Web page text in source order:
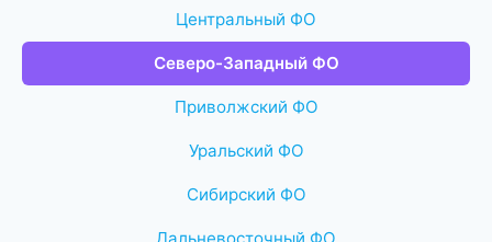
Центральный ФО
Северо-Западный ФО
Приволжский ФО
Уральский ФО
Сибирский ФО